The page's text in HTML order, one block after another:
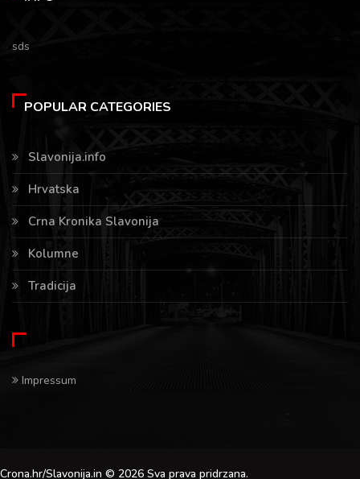
sds
POPULAR CATEGORIES
Slavonija.info
Hrvatska
Crna Kronika Slavonija
Kolumne
Tradicija
Impressum
Crona.hr/Slavonija.in © 2026 Sva prava pridrzana.